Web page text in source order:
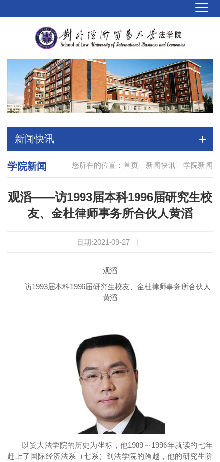
新闻快讯
您所在的位置： 首页 - 新闻快讯 - 学院新闻
学院新闻
观滔——访1993届本科1996届研究生校
友、金杜律师事务所合伙人黄滔
日期:2021-09-27 |
观滔
——访1993届本科1996届研究生校友、金杜律师事务所合伙人
黄滔
以贸大法学院的历史为坐标，他1989～1996年就读的七年
赶上了国际经济法系（七系）到法学院的跨越，他的研究生阶